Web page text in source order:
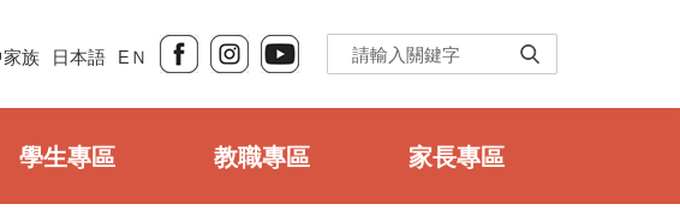
族 日本語 EＮ
學生專區 教職專區 家長專區